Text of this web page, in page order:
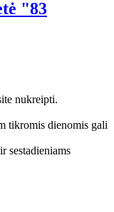
"83
nukreipti.
tikromis dienomis gali
sestadieniams